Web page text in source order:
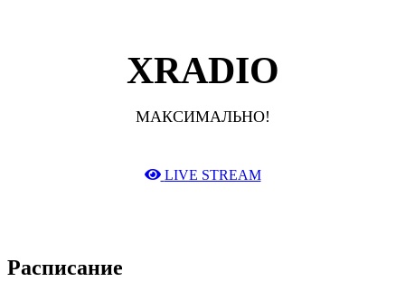
XRADIO
МАКСИМАЛЬНО!
LIVE STREAM
Расписание